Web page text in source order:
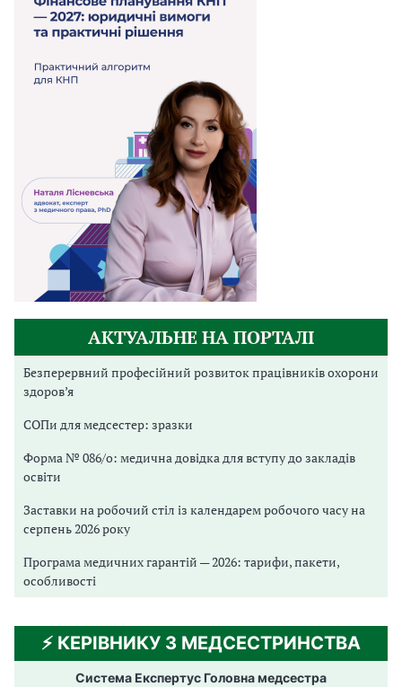
АКТУАЛЬНЕ НА ПОРТАЛІ
Безперервний професійний розвиток працівників охорони
здоров’я
СОПи для медсестер: зразки
Форма № 086/о: медична довідка для вступу до закладів
освіти
Заставки на робочий стіл із календарем робочого часу на
серпень 2026 року
Програма медичних гарантій — 2026: тарифи, пакети,
особливості
⚡️ КЕРІВНИКУ З МЕДСЕСТРИНСТВА
Система Експертус Головна медсестра